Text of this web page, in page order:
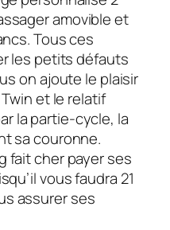
amovible et
Tous ces
les petits défauts
on ajoute le plaisir
et le relatif
la partie-cycle, la
sa couronne.
fait cher payer ses
vous faudra 21
assurer ses